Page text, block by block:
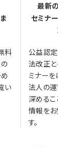
料
い
最新
セミナ
公益認
法改正
ミナーを
法人の
深める
情報を
す。